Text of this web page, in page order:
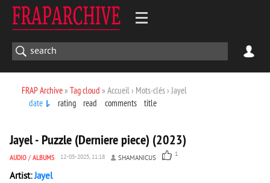
FRAP Archive» Tag cloud » Accueil › Mots-clés › Jayel
date
rating read comments title
Jayel - Puzzle (Derniere piece) (2023)
AUDIO / ALBUMS 12-05-2025, 11:18 SHAMANICUS 1
Artist:Jayel